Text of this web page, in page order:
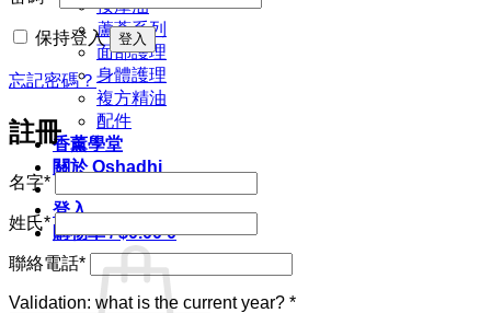
按摩油
蘆薈系列
面部護理
身體護理
複方精油
配件
香薰學堂
關於 Oshadhi
登入
購物車 /$0.00 0
保持登入
登入
忘記密碼？
註冊
名字*
姓氏*
聯絡電話*
Validation: what is the current year? *